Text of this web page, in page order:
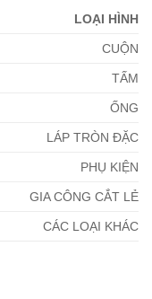
LOẠI HÌNH
CUỘN
TẤM
ỐNG
LÁP TRÒN ĐẶC
PHỤ KIỆN
GIA CÔNG CẮT LẺ
CÁC LOẠI KHÁC